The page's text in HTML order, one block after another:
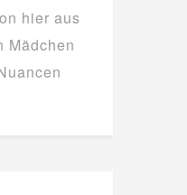
hier aus
Mädchen